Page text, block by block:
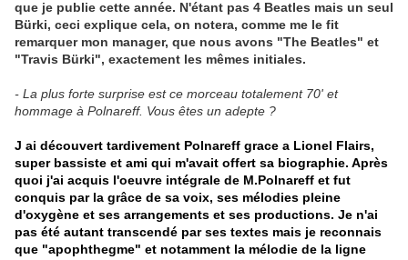
que je publie cette année. N'étant pas 4 Beatles mais un seul
Bürki, ceci explique cela, on notera, comme me le fit
remarquer mon manager, que nous avons "The Beatles" et
"Travis Bürki", exactement les mêmes initiales.
- La plus forte surprise est ce morceau totalement 70' et
hommage à Polnareff. Vous êtes un adepte ?
J ai découvert tardivement Polnareff grace a Lionel Flairs,
super bassiste et ami qui m'avait offert sa biographie. Après
quoi j'ai acquis l'oeuvre intégrale de M.Polnareff et fut
conquis par la grâce de sa voix, ses mélodies pleine
d'oxygène et ses arrangements et ses productions. Je n'ai
pas été autant transcendé par ses textes mais je reconnais
que "apophthegme" et notamment la mélodie de la ligne